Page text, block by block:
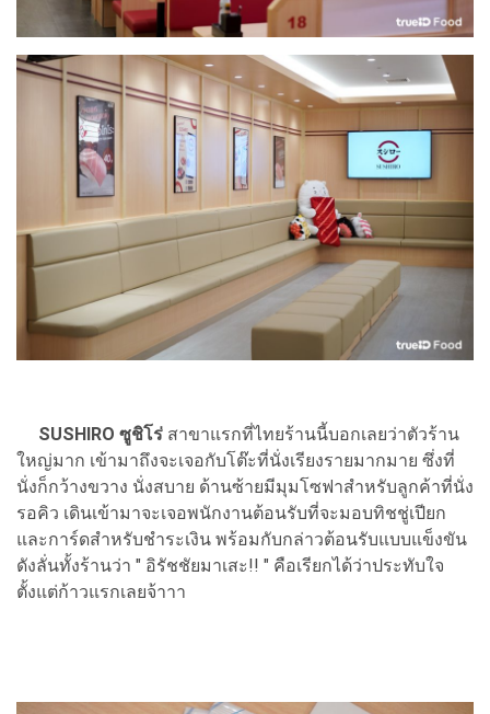
SUSHIRO ซูชิโร่ สาขาแรกที่ไทยร้านนี้บอกเลยว่าตัวร้าน
ใหญ่มาก เข้ามาถึงจะเจอกับโต๊ะที่นั่งเรียงรายมากมาย ซึ่งที่
นั่งก็กว้างขวาง นั่งสบาย ด้านซ้ายมีมุมโซฟาสำหรับลูกค้าที่นั่ง
รอคิว เดินเข้ามาจะเจอพนักงานต้อนรับที่จะมอบทิชชู่เปียก
และการ์ดสำหรับชำระเงิน พร้อมกับกล่าวต้อนรับแบบแข็งขัน
ดังลั่นทั้งร้านว่า " อิรัชชัยมาเสะ!! " คือเรียกได้ว่าประทับใจ
ตั้งแต่ก้าวแรกเลยจ้าาา